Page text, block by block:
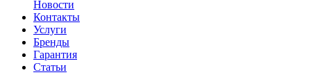
Новости
Контакты
Услуги
Бренды
Гарантия
Статьи